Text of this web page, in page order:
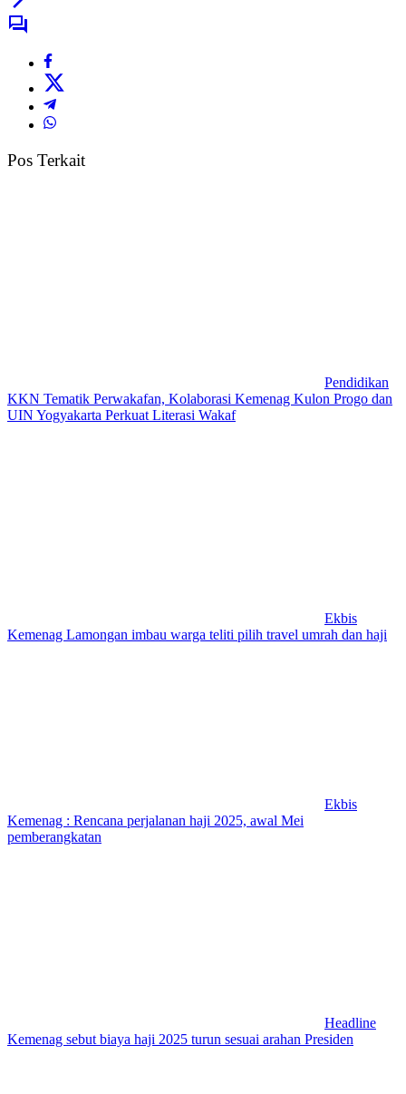
Pos Terkait
Pendidikan
KKN Tematik Perwakafan, Kolaborasi Kemenag Kulon Progo dan
UIN Yogyakarta Perkuat Literasi Wakaf
Ekbis
Kemenag Lamongan imbau warga teliti pilih travel umrah dan haji
Ekbis
Kemenag : Rencana perjalanan haji 2025, awal Mei
pemberangkatan
Headline
Kemenag sebut biaya haji 2025 turun sesuai arahan Presiden